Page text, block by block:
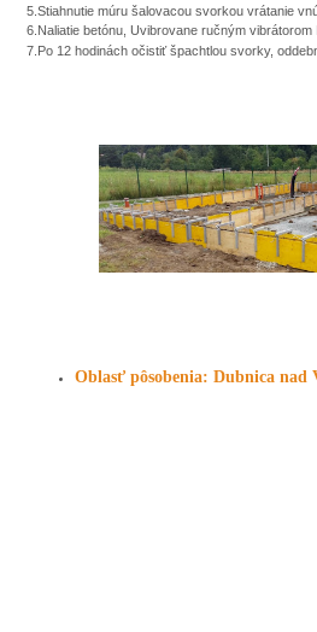
5.Stiahnutie múru šalovacou svorkou vrátanie
6.Naliatie betónu, Uvibrovane ručným vibrátorom
7.Po 12 hodinách očistiť špachtlou svorky,
Oblasť pôsobenia: Dubnica nad